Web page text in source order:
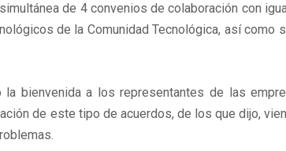
de 4 convenios de colaboración con
de la Comunidad Tecnológica, así como
bienvenida a los representantes de las
de este tipo de acuerdos, de los que dijo,